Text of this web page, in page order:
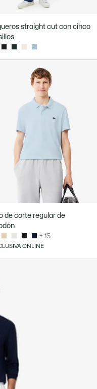
straight cut con cinco
de corte regular de
+ 15
ONLINE